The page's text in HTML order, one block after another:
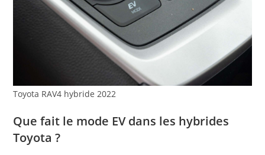
Toyota RAV4 hybride 2022
Que fait le mode EV dans les hybrides
Toyota ?